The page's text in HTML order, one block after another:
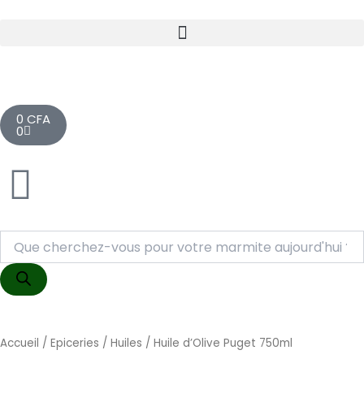
0 CFA
0
Cart
Recherche
produits
Accueil / Epiceries / Huiles / Huile d’Olive Puget 750ml